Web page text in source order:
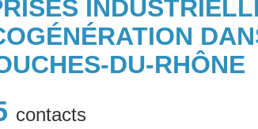
DU-RHÔNE
contacts